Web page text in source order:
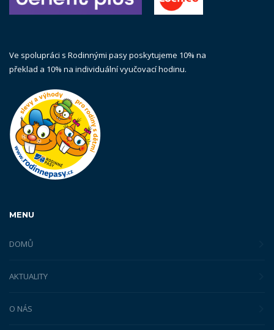
Ve spolupráci s Rodinnými pasy poskytujeme 10% na
překlad a 10% na individuální vyučovací hodinu.
MENU
DOMŮ
AKTUALITY
O NÁS